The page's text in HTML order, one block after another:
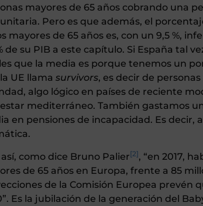
mayores de 65 años cobrando una
Pero es que además, el
mayores de 65 años es, con un 9,5 %,
de su PIB a este capítulo. Si España tal
que la media es porque tenemos un
UE llama survivors, es decir de
algo lógico en países de reciente
mediterráneo. También gastamos
en pensiones de incapacidad. Es decir,
como dice Bruno Palier[2], “en 2017,
de 65 años en Europa, frente a 85
de la Comisión Europea prevén
Es la jubilación de la generación del